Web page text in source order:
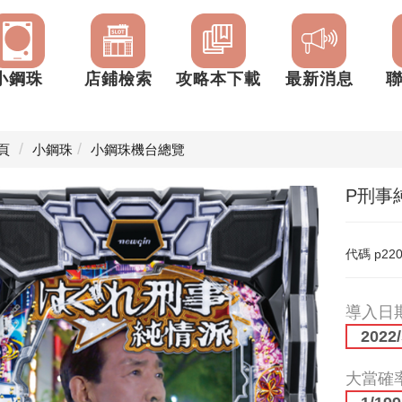
鋼珠 店鋪檢索 攻略本下載 最新消息
小鋼珠 小鋼珠機台總覽
P刑事
代碼
導入日
大當確